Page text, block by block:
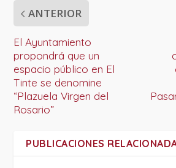
ANTERIOR
El Ayuntamiento
propondrá que un
espacio público en El
Tinte se denomine
“Plazuela Virgen del
Rosario”
PUBLICACIONES